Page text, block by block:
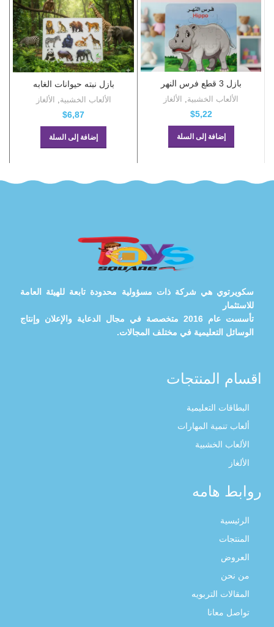
بازل 3 قطع فرس النهر
الألعاب الخشبية, الألغاز
$5,22
إضافة إلى السلة
بازل نبته حيوانات الغابه
الألعاب الخشبية الألغاز
$6,87
إضافة إلى السلة
سكويرتوي هي شركة ذات مسؤولية محدودة تابعة للهيئة العامة
للاستثمار
تأسست عام 2016 متخصصة في مجال الدعاية والإعلان وإنتاج
الوسائل التعليمية في مختلف المجالات.
اقسام المنتجات
البطاقات التعليمية
ألعاب تنمية المهارات
الألعاب الخشبية
الألغاز
روابط هامه
الرئيسية
المنتجات
العروض
من نحن
المقالات التربويه
تواصل معانا